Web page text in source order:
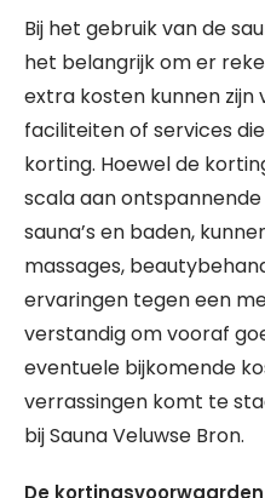
Bij het gebruik van de
het belangrijk om er
extra kosten kunnen
faciliteiten of services
korting. Hoewel de
scala aan ontspannende
sauna’s en baden,
massages,
ervaringen tegen een
verstandig om vooraf
eventuele bijkomende
verrassingen komt te
bij Sauna Veluwse Bron.
De